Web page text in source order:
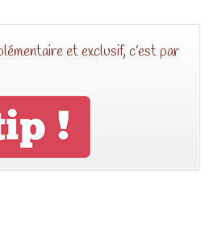
et exclusif, c’est par